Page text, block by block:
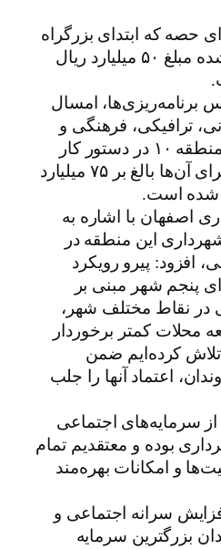
حصه که ابتدای بزرگراه
شهید اردستانی واقع شده مبلغ ۵۰ میلیارد ریال
برنامه‌ریزی‌ها، امسال
ترافیکی، فرهنگی و
خدماتی متعددی برای منطقه ۱۰ در دستور کار
قرار گرفته که برای اجرای آن‌ها بالغ بر ۷۵ میلیارد
شده است.
۱۰ شهرداری اصفهان با اشاره به
این منطقه در
افزود: پیرو رویکرد
پنجم شهر مبنی بر
در نقاط مختلف شهر،
محلات کمتر برخوردار
و تلاش کرده‌ایم ضمن
اعتماد آنها را جلب
از سرمایه‌های اجتماعی
بوده و معتقدیم تمام
و امکانات بهره‌مند
سرانه اجتماعی و
بزرگترین سرمایه